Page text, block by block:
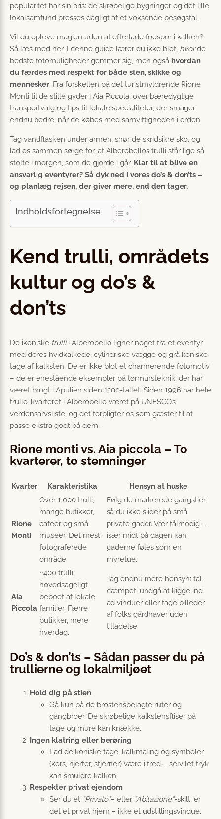
popularitet har sin pris: de skrøbelige bygninger og det lille
lokalsamfund presses dagligt af et voksende besøgstal.
Vil du opleve magien uden at efterlade fodspor i kalken?
Så læs med her. I denne guide lærer du ikke blot, hvorde
bedste fotomuligheder gemmer sig, men også hvordan
du færdes med respekt for både sten, skikke og
mennesker. Fra forskellen på det turistmyldrende Rione
Monti til de stille gyder i Aia Piccola, over bæredygtige
transportvalg og tips til lokale specialiteter, der smager
endnu bedre, når de købes med samvittigheden i orden.
Tag vandflasken under armen, snør de skridsikre sko, og
lad os sammen sørge for, at Alberobellos trulli står lige så
stolte i morgen, som de gjorde i går. Klar til at blive en
ansvarlig eventyrer? Så dyk ned i vores do’s & don’ts –
og planlæg rejsen, der giver mere, end den tager.
Indholdsfortegnelse
Kend trulli, områdets
kultur og do’s &
don’ts
De ikoniske trullii Alberobello ligner noget fra et eventyr
med deres hvidkalkede, cylindriske vægge og grå koniske
tage af kalksten. De er ikke blot et charmerende fotomotiv
– de er enestående eksempler på tørmursteknik, der har
været brugt i Apulien siden 1300-tallet. Siden 1996 har hele
trullo-kvarteret i Alberobello været på UNESCO’s
verdensarvsliste, og det forpligter os som gæster til at
passe ekstra godt på dem.
Rione monti vs. Aia piccola – To
kvarterer, to stemninger
Kvarter Karakteristika Hensyn at huske
Rione
Monti
Over 1 000 trulli,
mange butikker,
caféer og små
museer. Det mest
fotograferede
område.
Følg de markerede gangstier,
så du ikke slider på små
private gader. Vær tålmodig –
især midt på dagen kan
gaderne føles som en
myretue.
Aia
Piccola
~400 trulli,
hovedsageligt
beboet af lokale
familier. Færre
butikker, mere
hverdag.
Tag endnu mere hensyn: tal
dæmpet, undgå at kigge ind
ad vinduer eller tage billeder
af folks gårdhaver uden
tilladelse.
Do’s & don’ts – Sådan passer du på
trullierne og lokalmiljøet
Hold dig på stien
Gå kun på de brostensbelagte ruter og
gangbroer. De skrøbelige kalkstensfliser på
tage og mure kan knække.
Ingen klatring eller berøring
Lad de koniske tage, kalkmaling og symboler
(kors, hjerter, stjerner) være i fred – selv let tryk
kan smuldre kalken.
Respekter privat ejendom
Ser du et “Privato”– eller “Abitazione”-skilt, er
det et privat hjem – ikke et udstillingsvindue.